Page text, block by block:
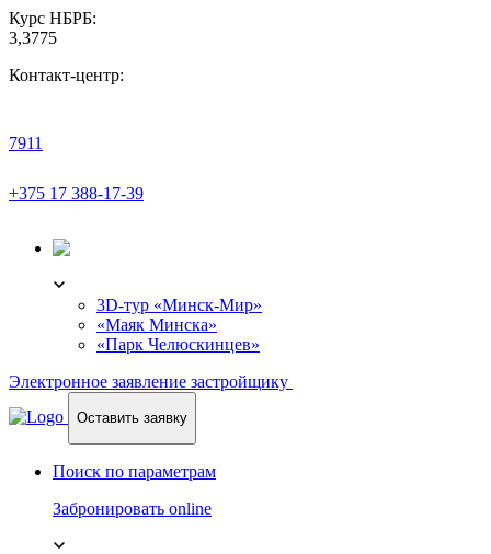
Курс НБРБ:
3,3775
Контакт-центр:
7911
+375 17 388-17-39
3D-тур «Минск-Мир»
«Маяк Минска»
«Парк Челюскинцев»
Электронное заявление застройщику
Оставить заявку
Поиск по параметрам
Забронировать online